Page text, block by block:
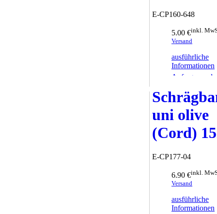
E-CP160-648
5.00 €inkl.
Versand
ausführliche
Informationen
Anfrage
uni olive
(Cord)
E-CP177-04
6.90 €inkl.
Versand
ausführliche
Informationen